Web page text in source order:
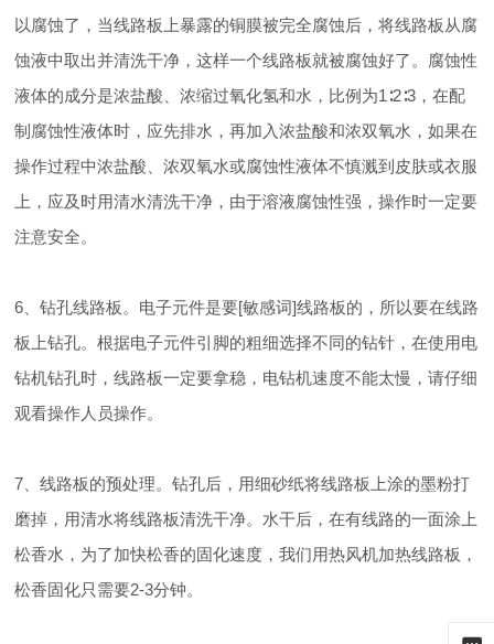
以腐蚀了，当线路板上暴露的铜膜被完全腐蚀后，将线路板从腐
蚀液中取出并清洗干净，这样一个线路板就被腐蚀好了。腐蚀性
液体的成分是浓盐酸、浓缩过氧化氢和水，比例为1∶2∶3，在配
制腐蚀性液体时，应先排水，再加入浓盐酸和浓双氧水，如果在
操作过程中浓盐酸、浓双氧水或腐蚀性液体不慎溅到皮肤或衣服
上，应及时用清水清洗干净，由于溶液腐蚀性强，操作时一定要
注意安全。
6、钻孔线路板。电子元件是要[敏感词]线路板的，所以要在线路
板上钻孔。根据电子元件引脚的粗细选择不同的钻针，在使用电
钻机钻孔时，线路板一定要拿稳，电钻机速度不能太慢，请仔细
观看操作人员操作。
7、线路板的预处理。钻孔后，用细砂纸将线路板上涂的墨粉打
磨掉，用清水将线路板清洗干净。水干后，在有线路的一面涂上
松香水，为了加快松香的固化速度，我们用热风机加热线路板，
松香固化只需要2-3分钟。